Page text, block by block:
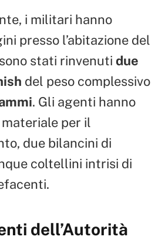
i militari hanno
presso l’abitazione del
stati rinvenuti due
del peso complessivo
. Gli agenti hanno
per il
due bilancini di
coltellini intrisi di
dell’Autorità